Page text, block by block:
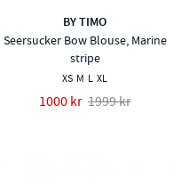
BY TIMO
Seersucker Bow Blouse, Marine
stripe
XS M L XL
1000 kr 1999 kr